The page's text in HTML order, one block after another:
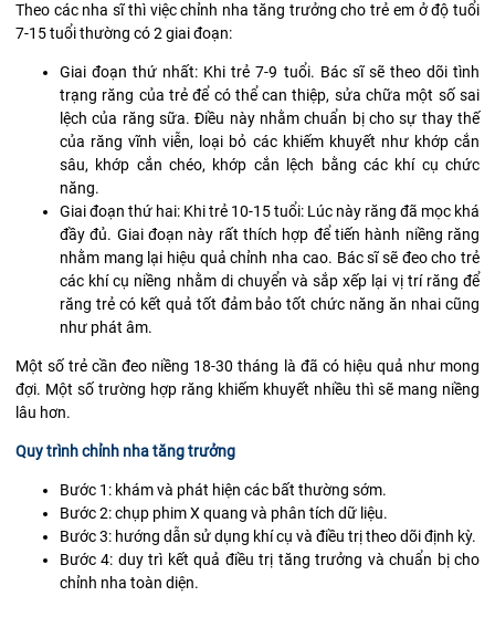
Theo các nha sĩ thì việc chỉnh nha tăng trưởng cho trẻ em ở độ tuổi
7-15 tuổi thường có 2 giai đoạn:
Giai đoạn thứ nhất: Khi trẻ 7-9 tuổi. Bác sĩ sẽ theo dõi tình
trạng răng của trẻ để có thể can thiệp, sửa chữa một số sai
lệch của răng sữa. Điều này nhằm chuẩn bị cho sự thay thế
của răng vĩnh viễn, loại bỏ các khiếm khuyết như khớp cắn
sâu, khớp cắn chéo, khớp cắn lệch bằng các khí cụ chức
năng.
Giai đoạn thứ hai: Khi trẻ 10-15 tuổi: Lúc này răng đã mọc khá
đầy đủ. Giai đoạn này rất thích hợp để tiến hành niềng răng
nhằm mang lại hiệu quả chỉnh nha cao. Bác sĩ sẽ đeo cho trẻ
các khí cụ niềng nhằm di chuyển và sắp xếp lại vị trí răng để
răng trẻ có kết quả tốt đảm bảo tốt chức năng ăn nhai cũng
như phát âm.
Một số trẻ cần đeo niềng 18-30 tháng là đã có hiệu quả như mong
đợi. Một số trường hợp răng khiếm khuyết nhiều thì sẽ mang niềng
lâu hơn.
Quy trình chỉnh nha tăng trưởng
Bước 1: khám và phát hiện các bất thường sớm.
Bước 2:chụp phim X quang và phân tích dữ liệu.
Bước 3: hướng dẫn sử dụng khí cụ và điều trị theo dõi định kỳ.
Bước 4: duy trì kết quả điều trị tăng trưởng và chuẩn bị cho
chỉnh nha toàn diện.